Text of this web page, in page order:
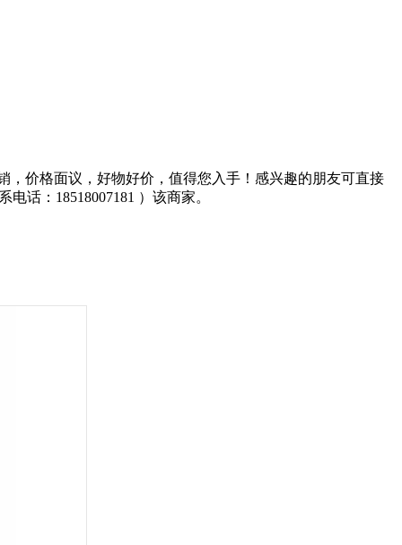
，价格面议，好物好价，值得您入手！感兴趣的朋友可直接
话：18518007181 ）该商家。